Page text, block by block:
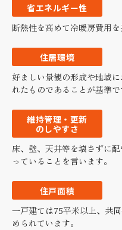
省エネルギー性
断熱性を高めて冷暖房費用を
住居環境
好ましい景観の形成や地域
れたものであることが基準で
維持管理・更新
のしやすさ
床、壁、天井等を壊さずに
っていることを言います。
住戸面積
一戸建ては75平米以上、共
められています。